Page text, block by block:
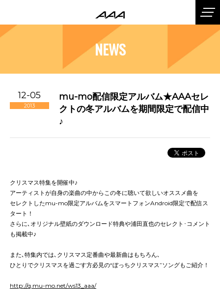
NEWS
12-05
2013
mu-mo配信限定アルバム★AAAセレ
クトの冬アルバムを期間限定で配信中
♪
クリスマス特集を開催中♪
アーティストが自身の楽曲の中からこの冬に聴いて欲しいオススメ曲を
セレクトしたmu-mo限定アルバムをスマートフォンAndroid限定で配信ス
タート！
さらに､オリジナル壁紙のダウンロード特典や浦田直也のセレクト･コメント
も掲載中♪
また､特集内では､クリスマス定番曲や最新曲はもちろん､
ひとりでクリスマスを過ごす方必見の“ぼっちクリスマス”ソングもご紹介！
http://q.mu-mo.net/ws13_aaa/